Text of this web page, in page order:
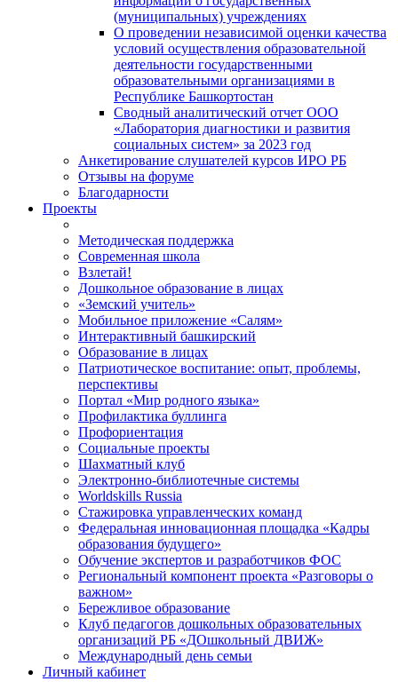
(муниципальных) учреждениях
О проведении независимой оценки качества
условий осуществления образовательной
деятельности государственными
образовательными организациями в
Республике Башкортостан
Сводный аналитический отчет ООО
«Лаборатория диагностики и развития
социальных систем» за 2023 год
Анкетирование слушателей курсов ИРО РБ
Отзывы на форуме
Благодарности
Проекты
Методическая поддержка
Современная школа
Взлетай!
Дошкольное образование в лицах
«Земский учитель»
Мобильное приложение «Салям»
Интерактивный башкирский
Образование в лицах
Патриотическое воспитание: опыт, проблемы,
перспективы
Портал «Мир родного языка»
Профилактика буллинга
Профориентация
Социальные проекты
Шахматный клуб
Электронно-библиотечные системы
Worldskills Russia
Стажировка управленческих команд
Федеральная инновационная площадка «Кадры
образования будущего»
Обучение экспертов и разработчиков ФОС
Региональный компонент проекта «Разговоры о
важном»
Бережливое образование
Клуб педагогов дошкольных образовательных
организаций РБ «ДОшкольный ДВИЖ»
Международный день семьи
Личный кабинет